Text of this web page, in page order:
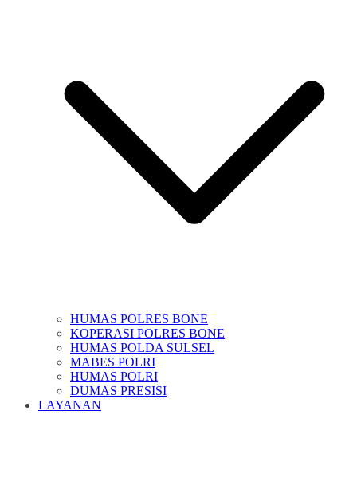
HUMAS POLRES BONE
KOPERASI POLRES BONE
HUMAS POLDA SULSEL
MABES POLRI
HUMAS POLRI
DUMAS PRESISI
LAYANAN